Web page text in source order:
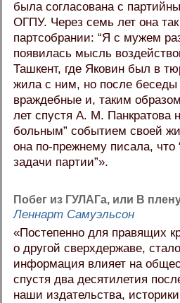
была согласована с
ОГПУ. Через семь лет она
партсобрании: “Я с мужем
появилась мысль
Ташкент, где Яковин был в
жила с ним, но после
враждебные и, таким
лет спустя А. М. Панкратова
больным” событием своей
она по-прежнему писала,
задачи партии”».
Побег из ГУЛАГа, или В
Леннарт Самуэльсон
«Постепенно для правящих
о другой сверхдержаве,
информация влияет на
спустя два десятилетия
наши издательства,